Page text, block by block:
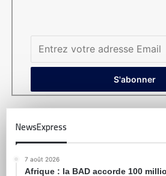
NewsExpress
7 août 2026
Afrique : la BAD accorde 100